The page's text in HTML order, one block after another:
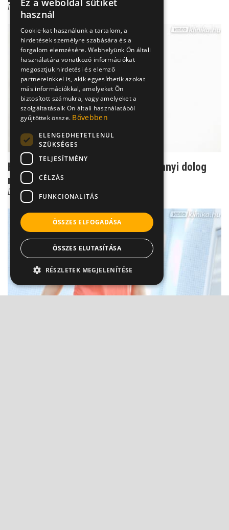
Dr. Wikonkál Norbert
Használják nálad is? PASI-index: ennyi dolog
múlik rajta
Dr. Wikonkál Norbert
Ez a weboldal sütiket
használ
Cookie-kat használunk a tartalom, a
hirdetések személyre szabására és a
forgalom elemzésére. Webhelyünk Ön általi
használatára vonatkozó információkat
megosztjuk hirdetési és elemző
partnereinkkel is, akik egyesíthetik azokat
más információkkal, amelyeket Ön
biztosított számukra, vagy amelyeket a
szolgáltatásaik Ön általi használatából
gyűjtöttek össze. Bővebben
ELENGEDHETETLENÜL
SZÜKSÉGES
TELJESÍTMÉNY
CÉLZÁS
FUNKCIONALITÁS
ÖSSZES ELFOGADÁSA
ÖSSZES ELUTASÍTÁSA
RÉSZLETEK MEGJELENÍTÉSE